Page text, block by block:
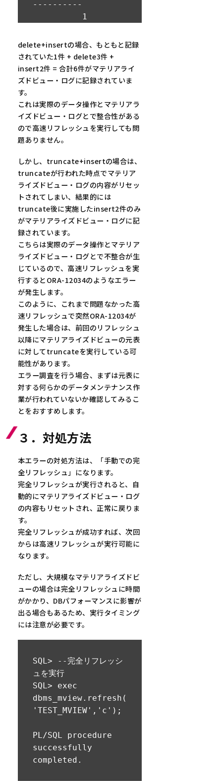
SQL> --データ操作後
SQL> select * from
TEST_TABLE;
  ID NAME
---------- --------
--
12345 A
SQL> select
count(*) from
MLOG$_TEST_TABLE;
  COUNT(*)
----------
----------
SQL> --truncate +
insert を実施
SQL> truncate table
TEST_TABLE;
Table truncated.
SQL> insert into
TEST_TABLE values
1 row created.
SQL> insert into
TEST_TABLE values
1 row created.
SQL> commit;
Commit complete.
SQL> --データ操作後
SQL> select * from
TEST_TABLE;
        ID NAME
---------- --------
--
      12345 A
count(*) from
MLOG$_TEST_TABLE;
  COUNT(*)
----------
delete+insertの場合、もともと記録
されていた1件 + delete3件 +
insert2件 = 合計6件がマテリアライ
ズドビュー・ログに記録されていま
す。
これは実際のデータ操作とマテリアラ
イズドビュー・ログとで整合性がある
ので高速リフレッシュを実行しても問
題ありません。
しかし、truncate+insertの場合は、
truncateが行われた時点でマテリア
ライズドビュー・ログの内容がリセッ
トされてしまい、結果的には
truncate後に実施したinsert2件のみ
がマテリアライズドビュー・ログに記
録されています。
こちらは実際のデータ操作とマテリア
ライズドビュー・ログとで不整合が生
じているので、高速リフレッシュを実
行するとORA-12034のようなエラー
が発生します。
このように、これまで問題なかった高
速リフレッシュで突然ORA-12034が
発生した場合は、前回のリフレッシュ
以降にマテリアライズドビューの元表
に対してtruncateを実行している可
能性があります。
エラー調査を行う場合、まずは元表に
対する何らかのデータメンテナンス作
業が行われていないか確認してみるこ
とをおすすめします。
３．対処方法
本エラーの対処方法は、「手動での完
全リフレッシュ」になります。
完全リフレッシュが実行されると、自
動的にマテリアライズドビュー・ログ
の内容もリセットされ、正常に戻りま
す。
完全リフレッシュが成功すれば、次回
からは高速リフレッシュが実行可能に
なります。
ただし、大規模なマテリアライズドビ
ューの場合は完全リフレッシュに時間
がかかり、DBパフォーマンスに影響が
出る場合もあるため、実行タイミング
には注意が必要です。
SQL> --完全リフレッシ
ュを実行
SQL> exec
dbms_mview.refresh(
'TEST_MVIEW','c');
PL/SQL procedure
successfully
completed.